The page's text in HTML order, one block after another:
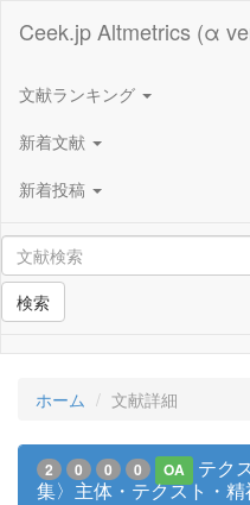
Ceek.jp Altmetrics (α
文献ランキング
新着文献
新着投稿
検索
ホーム 文献詳細
2 0 0 0 OA
テク
集〉主体・テクスト・精